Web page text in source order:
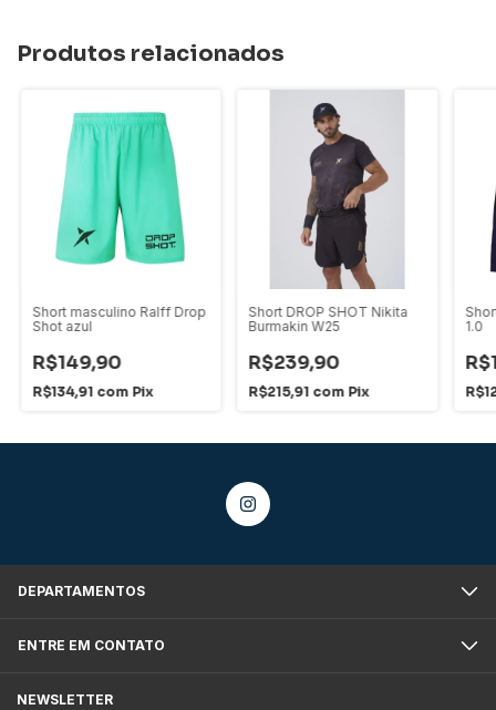
Produtos relacionados
Short masculino Ralff Drop
Shot azul
R$149,90
R$134,91 com Pix
Short DROP SHOT Nikita
Burmakin W25
R$239,90
R$215,91 com Pix
1.0
DEPARTAMENTOS
ENTRE EM CONTATO
NEWSLETTER